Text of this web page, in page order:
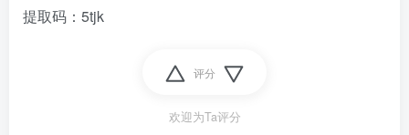
提取码：5tjk
评分
欢迎为Ta评分